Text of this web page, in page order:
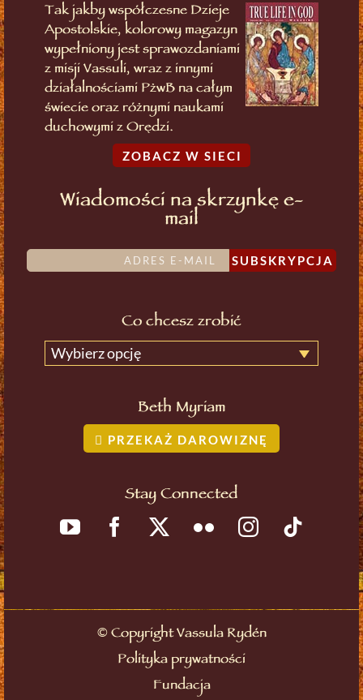
Tak jakby współczesne Dzieje
Apostolskie, kolorowy magazyn
wypełniony jest sprawozdaniami
z misji Vassuli, wraz z innymi
działalnościami PżwB na całym
świecie oraz różnymi naukami
duchowymi z Orędzi.
ZOBACZ W SIECI
Wiadomości na skrzynkę e-
mail
SUBSKRYPCJA
Co chcesz zrobić
Wybierz opcję
Beth Myriam
PRZEKAŻ DAROWIZNĘ
Stay Connected
©Copyright Vassula Rydén
Polityka prywatności
Fundacja